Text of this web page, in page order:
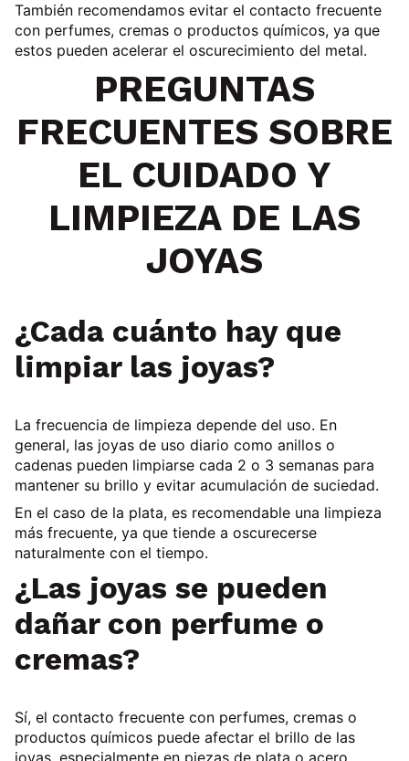
También recomendamos evitar el contacto frecuente
con perfumes, cremas o productos químicos, ya que
estos pueden acelerar el oscurecimiento del metal.
PREGUNTAS
FRECUENTES SOBRE
EL CUIDADO Y
LIMPIEZA DE LAS
JOYAS
¿Cada cuánto hay que
limpiar las joyas?
La frecuencia de limpieza depende del uso. En
general, las joyas de uso diario como anillos o
cadenas pueden limpiarse cada 2 o 3 semanas para
mantener su brillo y evitar acumulación de suciedad.
En el caso de la plata, es recomendable una limpieza
más frecuente, ya que tiende a oscurecerse
naturalmente con el tiempo.
¿Las joyas se pueden
dañar con perfume o
cremas?
Sí, el contacto frecuente con perfumes, cremas o
productos químicos puede afectar el brillo de las
joyas, especialmente en piezas de plata o acero